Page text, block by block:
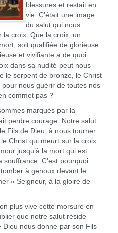
blessures et restait en
vie. C’était une image
du salut qui nous
la croix. Que la croix, un
soit qualifiée de glorieuse
et vivifiante a de quoi
dans sa nudité peut nous
le serpent de bronze, le Christ
nous guérir de toutes nos
commet pas ?
marqués par la
perdre courage. Notre salut
Fils de Dieu, à nous tourner
Christ qui meurt sur la croix.
jusqu’à la mort qui est
C’est pourquoi
à genoux devant le
« Seigneur, à la gloire de
plus vive cette morsure en
que notre salut réside
Dieu nous donne par son Fils